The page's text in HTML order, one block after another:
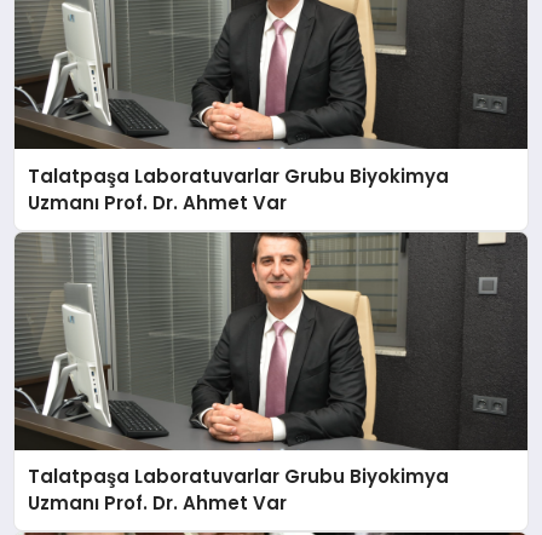
Talatpaşa Laboratuvarlar Grubu Biyokimya
Uzmanı Prof. Dr. Ahmet Var
Talatpaşa Laboratuvarlar Grubu Biyokimya
Uzmanı Prof. Dr. Ahmet Var